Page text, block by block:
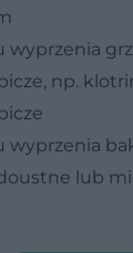
wyprzenia
np.
wyprzenia
lub